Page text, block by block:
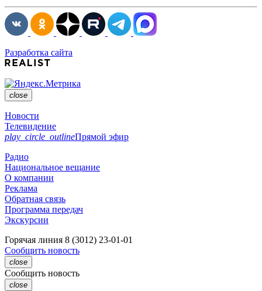
Разработка сайта
close
Новости
Телевидение
play_circle_outlineПрямой эфир
Радио
Национальное вещание
О компании
Реклама
Обратная связь
Программа передач
Экскурсии
Горячая линия 8 (3012) 23-01-01
Сообщить новость
close
Сообщить новость
close